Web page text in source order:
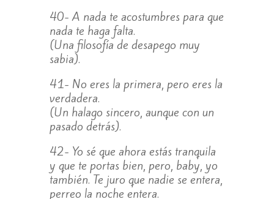
40- A nada te acostumbres para que
nada te haga falta.
(Una filosofía de desapego muy
sabia).
41- No eres la primera, pero eres la
verdadera.
(Un halago sincero, aunque con un
pasado detrás).
42- Yo sé que ahora estás tranquila
y que te portas bien, pero, baby, yo
también. Te juro que nadie se entera,
perreo la noche entera.